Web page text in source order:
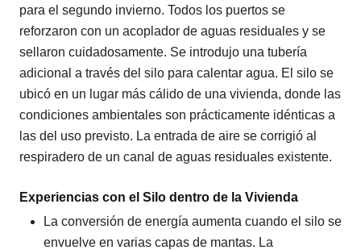
para el segundo invierno. Todos los puertos se
reforzaron con un acoplador de aguas residuales y se
sellaron cuidadosamente. Se introdujo una tubería
adicional a través del silo para calentar agua. El silo se
ubicó en un lugar más cálido de una vivienda, donde las
condiciones ambientales son prácticamente idénticas a
las del uso previsto. La entrada de aire se corrigió al
respiradero de un canal de aguas residuales existente.
Experiencias con el Silo dentro de la Vivienda
La conversión de energía aumenta cuando el silo se
envuelve en varias capas de mantas. La